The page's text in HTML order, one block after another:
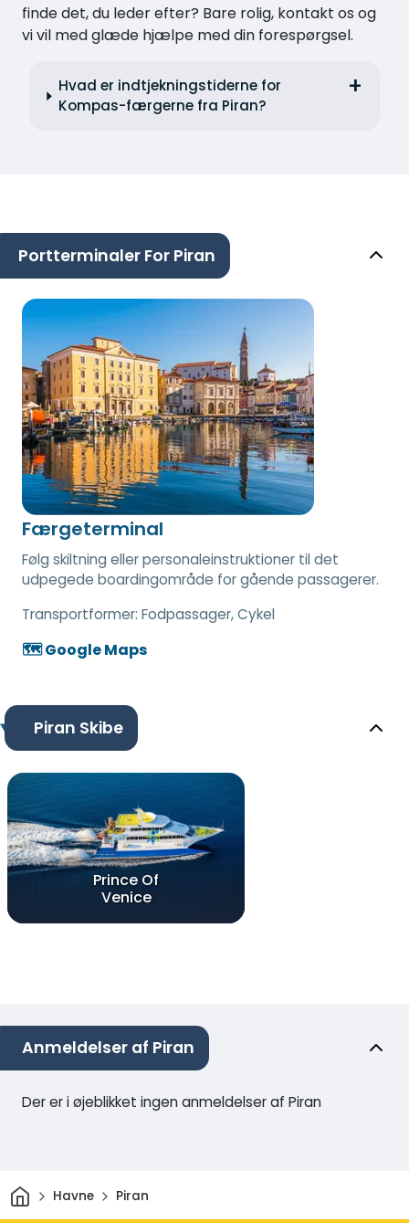
finde det, du leder efter? Bare rolig, kontakt os og
vi vil med glæde hjælpe med din forespørgsel.
Hvad er indtjekningstiderne for
Kompas-færgerne fra Piran?
Portterminaler For Piran
Færgeterminal
Følg skiltning eller personaleinstruktioner til det
udpegede boardingområde for gående passagerer.
Transportformer: Fodpassager, Cykel
🗺️ Google Maps
Piran Skibe
Prince Of
Venice
Anmeldelser af Piran
Der er i øjeblikket ingen anmeldelser af Piran
HjemHavne Piran